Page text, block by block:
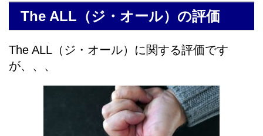
The ALL（ジ・オール）の評価
The ALL（ジ・オール）に関する評価です
が、、、